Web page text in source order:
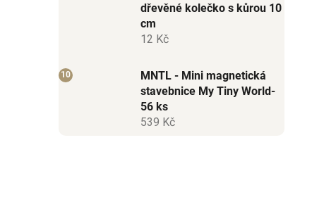
dřevěné kolečko s kůrou 10
cm
12 Kč
MNTL - Mini magnetická
stavebnice My Tiny World-
56 ks
539 Kč